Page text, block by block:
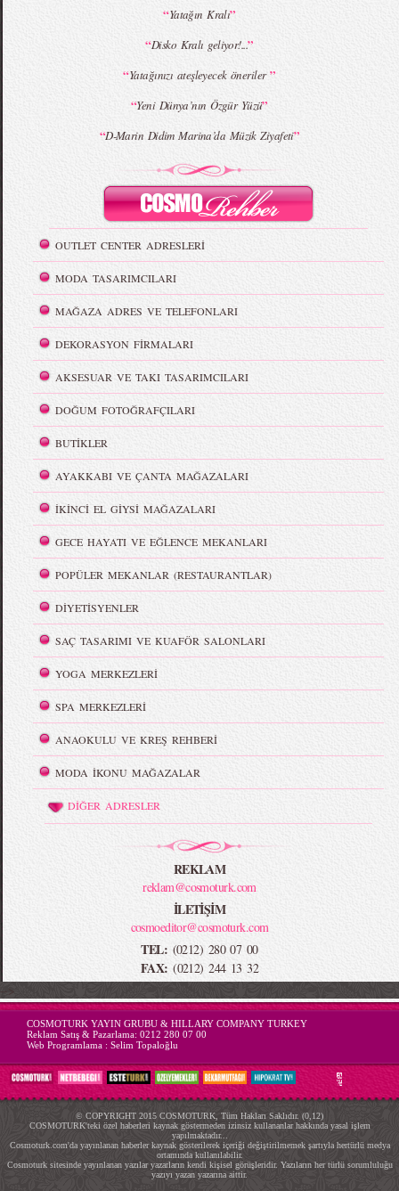
“Yatağın Kralı”
“Disko Kralı geliyor!...”
“Yatağınızı ateşleyecek öneriler”
“Yeni Dünya’nın Özgür Yüzü”
“D-Marin Didim Marina’da Müzik Ziyafeti”
OUTLET CENTER ADRESLERİ
MODA TASARIMCILARI
MAĞAZA ADRES VE TELEFONLARI
DEKORASYON FİRMALARI
AKSESUAR VE TAKI TASARIMCILARI
DOĞUM FOTOĞRAFÇILARI
BUTİKLER
AYAKKABI VE ÇANTA MAĞAZALARI
İKİNCİ EL GİYSİ MAĞAZALARI
GECE HAYATI VE EĞLENCE MEKANLARI
POPÜLER MEKANLAR (RESTAURANTLAR)
DİYETİSYENLER
SAÇ TASARIMI VE KUAFÖR SALONLARI
YOGA MERKEZLERİ
SPA MERKEZLERİ
ANAOKULU VE KREŞ REHBERİ
MODA İKONU MAĞAZALAR
DİĞER ADRESLER
REKLAM
reklam@cosmoturk.com
İLETİŞİM
cosmoeditor@cosmoturk.com
TEL: (0212) 280 07 00
FAX: (0212) 244 13 32
-->
COSMOTURK YAYIN GRUBU & HILLARY COMPANY TURKEY
Reklam Satış & Pazarlama: 0212 280 07 00
Web Programlama : Selim Topaloğlu
© COPYRIGHT 2015 COSMOTURK, Tüm Hakları Saklıdır. (0,12)
COSMOTURK'teki özel haberleri kaynak göstermeden izinsiz kullananlar hakkında yasal işlem
yapılmaktadır...
Cosmoturk.com'da yayınlanan haberler kaynak gösterilerek içeriği değiştirilmemek şartıyla hertürlü medya
ortamında kullanılabilir.
Cosmoturk sitesinde yayınlanan yazılar yazarların kendi kişisel görüşleridir. Yazıların her türlü sorumluluğu
yazıyı yazan yazarına aittir.